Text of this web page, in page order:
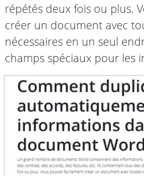
répétés deux fois ou plus.
créer un document avec
nécessaires en un seul
champs spéciaux pour les